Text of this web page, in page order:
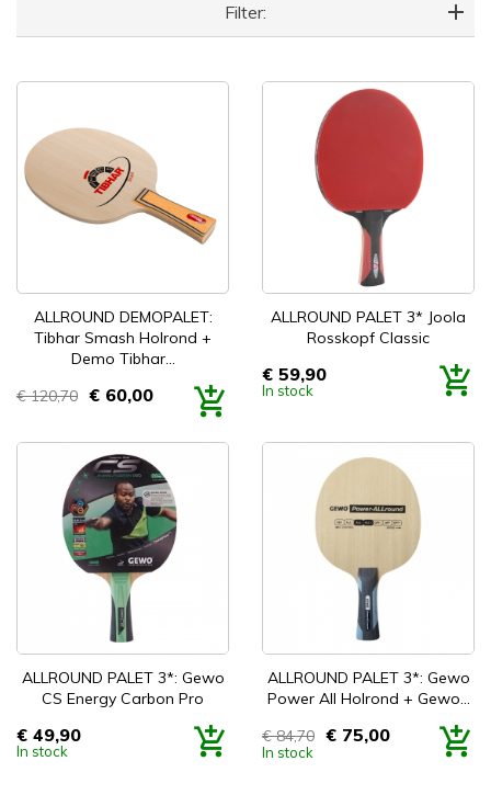
Filter:
ALLROUND DEMOPALET:
Tibhar Smash Holrond +
Demo Tibhar...
Prijs
€ 120,70 € 60,00
ALLROUND PALET 3* Joola
Rosskopf Classic
Prijs
€ 59,90
In stock
ALLROUND PALET 3*: Gewo
CS Energy Carbon Pro
Prijs
€ 49,90
In stock
ALLROUND PALET 3*: Gewo
Power All Holrond + Gewo...
Prijs
€ 84,70 € 75,00
In stock